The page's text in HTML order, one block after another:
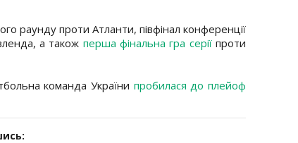
раунду проти Атланти, півфінал конференції
а також перша фінальна гра серіїпроти
команда України пробилася до плейоф